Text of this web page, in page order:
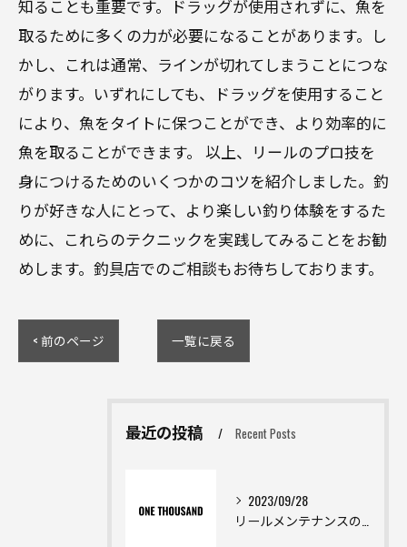
知ることも重要です。ドラッグが使用されずに、魚を
取るために多くの力が必要になることがあります。し
かし、これは通常、ラインが切れてしまうことにつな
がります。いずれにしても、ドラッグを使用すること
により、魚をタイトに保つことができ、より効率的に
魚を取ることができます。 以上、リールのプロ技を
身につけるためのいくつかのコツを紹介しました。釣
りが好きな人にとって、より楽しい釣り体験をするた
めに、これらのテクニックを実践してみることをお勧
めします。釣具店でのご相談もお待ちしております。
< 前のページ 一覧に戻る
最近の投稿 Recent Posts
2023/09/28